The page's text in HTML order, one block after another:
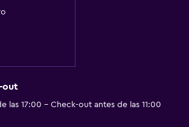
out
las 17:00 - Check-out antes de las 11:00